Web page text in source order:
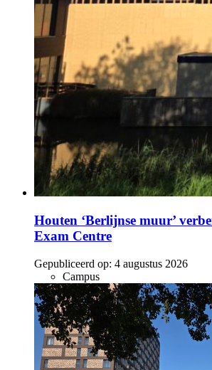
Houten ‘Berlijnse muur’
Exam Centre
Gepubliceerd op: 4 augustus 2026
Campus